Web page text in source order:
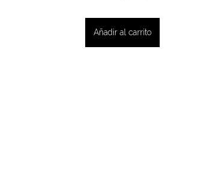
Añadir al carrito